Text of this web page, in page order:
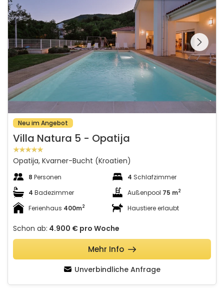
Schauen Sie sich die
gesamte Galerie
Neu im Angebot
Villa Natura 5 - Opatija
Opatija, Kvarner-Bucht (Kroatien)
8 Personen 4 Schlafzimmer
4 Badezimmer Außenpool 75 m2
Ferienhaus 400m2 Haustiere erlaubt
Schon ab: 4.900 € pro Woche
Unverbindliche Anfrage
Mehr Info